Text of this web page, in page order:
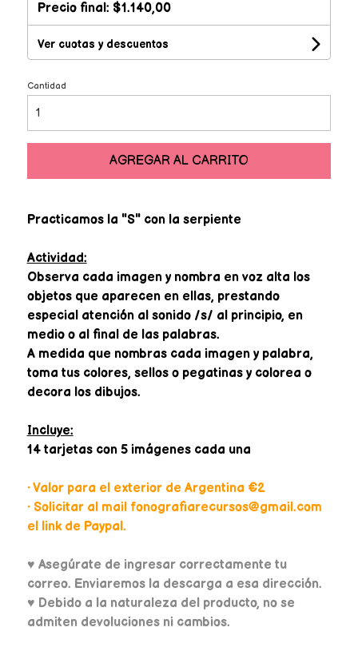
Precio final: $1.140,00
Ver cuotas y descuentos
Cantidad
AGREGAR AL CARRITO
Practicamos la "S" con la serpiente
Actividad:
Observa cada imagen y nombra en voz alta los
objetos que aparecen en ellas, prestando
especial atención al sonido /s/ al principio, en
medio o al final de las palabras.
A medida que nombras cada imagen y palabra,
toma tus colores, sellos o pegatinas y colorea o
decora los dibujos.
Incluye:
14 tarjetas con 5 imágenes cada una
• Valor para el exterior de Argentina €2
• Solicitar al mail fonografiarecursos@gmail.com
el link de Paypal.
♥ Asegúrate de ingresar correctamente tu
correo. Enviaremos la descarga a esa dirección.
♥ Debido a la naturaleza del producto, no se
admiten devoluciones ni cambios.